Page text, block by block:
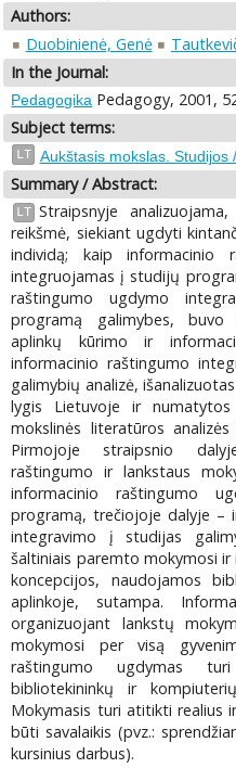
Authors:
Duobinienė, Genė
In the Journal:
Pedagogika Pedagogy, 2001,
Subject terms:
LT Aukštasis mokslas. Studijos
Summary / Abstract:
LT Straipsnyje
reikšmė, siekiant ugdyti
individą; kaip informacinio
integruojamas į studijų
raštingumo ugdymo
programą galimybes, buvo
aplinkų kūrimo ir
informacinio raštingumo
galimybių analizė,
lygis Lietuvoje ir
mokslinės literatūros
Pirmojoje straipsnio
raštingumo ir lankstaus
informacinio raštingumo
programą, trečiojoje dalyje –
integravimo į studijas
šaltiniais paremto mokymosi
koncepcijos, naudojamos
aplinkoje, sutampa.
organizuojant lankstų
mokymosi per visą
raštingumo ugdymas
bibliotekininkų ir
Mokymasis turi atitikti realius
būti savalaikis (pvz.:
kursinius darbus).